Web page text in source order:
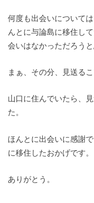
何度も出会いについて
んとに与論島に移住し
会いはなかっただろうと
まぁ、その分、見送る
山口に住んでいたら、
た。
ほんとに出会いに感謝
に移住したおかげです。
ありがとう。